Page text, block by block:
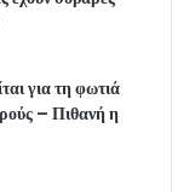
για τη φωτιά
– Πιθανή η